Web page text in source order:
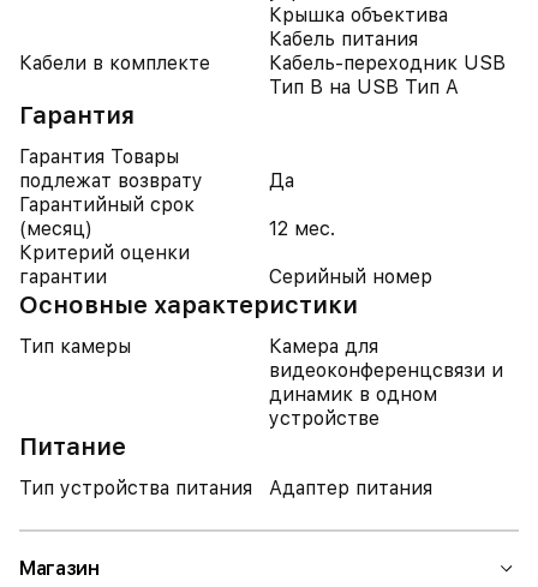
Крышка объектива
Кабель питания
Кабели в комплекте
Кабель-переходник USB
Тип B на USB Тип A
Гарантия
Гарантия Товары
подлежат возврату
Да
Гарантийный срок
(месяц)
12 мес.
Критерий оценки
гарантии
Серийный номер
Основные характеристики
Тип камеры
Камера для
видеоконференцсвязи и
динамик в одном
устройстве
Питание
Тип устройства питания Адаптер питания
Магазин